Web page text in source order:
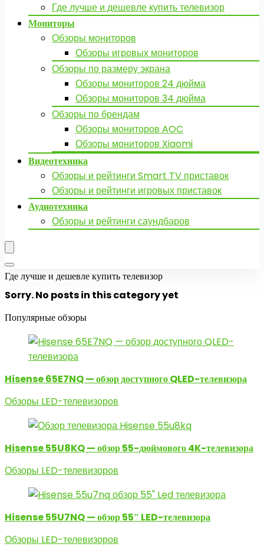
Где лучше и дешевле купить телевизор
Мониторы
Обзоры мониторов
Обзоры игровых мониторов
Обзоры по размеру экрана
Обзоры мониторов 24 дюйма
Обзоры мониторов 34 дюйма
Обзоры по брендам
Обзоры мониторов AOC
Обзоры мониторов Xiaomi
Видеотехника
Обзоры и рейтинги Smart TV приставок
Обзоры и рейтинги игровых приставок
Аудиотехника
Обзоры и рейтинги саундбаров
Где лучше и дешевле купить телевизор
Sorry. No posts in this category yet
Популярные обзоры
Hisense 65E7NQ — обзор доступного QLED-телевизора
Обзоры LED-телевизоров
Hisense 55U8KQ — обзор 55-дюймового 4K-телевизора
Обзоры LED-телевизоров
Hisense 55U7NQ — обзор 55″ LED-телевизора
Обзоры LED-телевизоров